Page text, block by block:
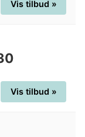
Vis tilbud »
Vis tilbud »